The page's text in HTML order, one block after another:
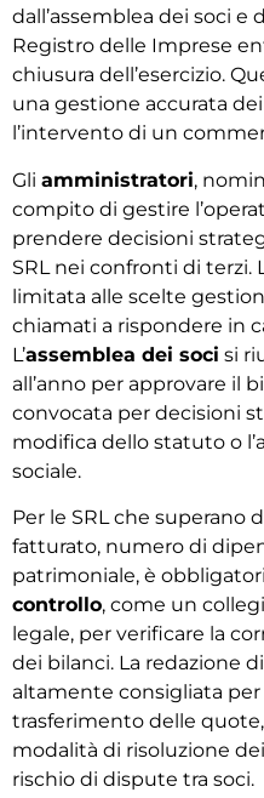
dall’assemblea dei soci e
Registro delle Imprese
chiusura dell’esercizio.
una gestione accurata
l’intervento di un
Gli amministratori,
compito di gestire
prendere decisioni
SRL nei confronti di terzi.
limitata alle scelte
chiamati a rispondere in
L’assemblea dei soci si
all’anno per approvare il
convocata per decisioni
modifica dello statuto o
sociale.
Per le SRL che
fatturato, numero di
patrimoniale, è
controllo, come un
legale, per verificare la
dei bilanci. La redazione
altamente consigliata
trasferimento delle
modalità di risoluzione
rischio di dispute tra soci.